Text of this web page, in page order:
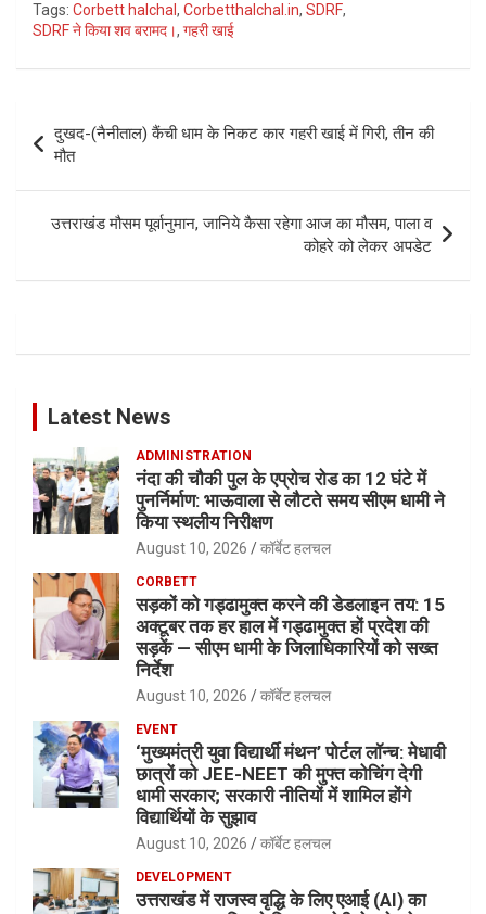
Tags: Corbett halchal , Corbetthalchal.in, SDRF,
SDRF ने किया शव बरामद।, गहरी खाई
navigation
दुखद-(नैनीताल) कैंची धाम के निकट कार गहरी खाई में गिरी, तीन की
मौत
उत्तराखंड मौसम पूर्वानुमान, जानिये कैसा रहेगा आज का मौसम, पाला व
कोहरे को लेकर अपडेट
Latest News
ADMINISTRATION
नंदा की चौकी पुल के एप्रोच रोड का 12 घंटे में
पुनर्निर्माण: भाऊवाला से लौटते समय सीएम धामी ने
किया स्थलीय निरीक्षण
August 10, 2026 कॉर्बेट हलचल
CORBETT
सड़कों को गड्ढामुक्त करने की डेडलाइन तय: 15
अक्टूबर तक हर हाल में गड्ढामुक्त हों प्रदेश की
सड़कें — सीएम धामी के जिलाधिकारियों को सख्त
निर्देश
August 10, 2026 कॉर्बेट हलचल
EVENT
‘मुख्यमंत्री युवा विद्यार्थी मंथन’ पोर्टल लॉन्च: मेधावी
छात्रों को JEE-NEET की मुफ्त कोचिंग देगी
धामी सरकार; सरकारी नीतियों में शामिल होंगे
विद्यार्थियों के सुझाव
August 10, 2026 कॉर्बेट हलचल
DEVELOPMENT
उत्तराखंड में राजस्व वृद्धि के लिए एआई (AI) का